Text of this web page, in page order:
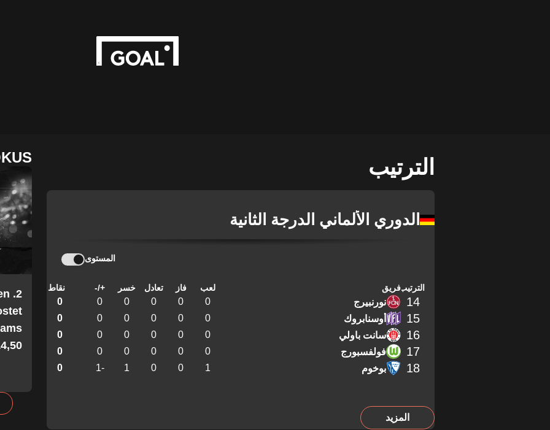
الترتيب
الدوري الألماني الدرجة الثانية
المستوى
الترتيبفريق لعب فاز تعادل خسر +/- نقاط
14 نورنبيرج 0
0
0
0
0
0
15 أوسنابروك 0
0
0
0
0
0
16 سانت باولي 0
0
0
0
0
0
17 فولفسبورج 0
0
0
0
0
0
18 بوخوم 1
0
0
1
-1
0
المزيد